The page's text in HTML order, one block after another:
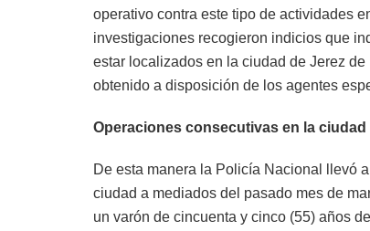
operativo contra este tipo de actividades
investigaciones recogieron indicios que
estar localizados en la ciudad de Jerez
obtenido a disposición de los agentes
Operaciones consecutivas en la
De esta manera la Policía Nacional llevó
ciudad a mediados del pasado mes de
un varón de cincuenta y cinco (55) años